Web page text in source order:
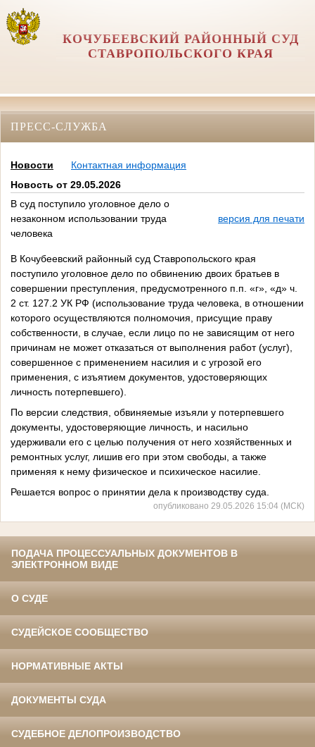
КОЧУБЕЕВСКИЙ РАЙОННЫЙ СУД
СТАВРОПОЛЬСКОГО КРАЯ
ПРЕСС-СЛУЖБА
Новости
Контактная информация
Новость от 29.05.2026
В суд поступило уголовное дело о
незаконном использовании труда
человека
версия для печати
В Кочубеевский районный суд Ставропольского края
поступило уголовное дело по обвинению двоих братьев в
совершении преступления, предусмотренного п.п. «г», «д» ч.
2 ст. 127.2 УК РФ (использование труда человека, в отношении
которого осуществляются полномочия, присущие праву
собственности, в случае, если лицо по не зависящим от него
причинам не может отказаться от выполнения работ (услуг),
совершенное с применением насилия и с угрозой его
применения, с изъятием документов, удостоверяющих
личность потерпевшего).
По версии следствия, обвиняемые изъяли у потерпевшего
документы, удостоверяющие личность, и насильно
удерживали его с целью получения от него хозяйственных и
ремонтных услуг, лишив его при этом свободы, а также
применяя к нему физическое и психическое насилие.
Решается вопрос о принятии дела к производству суда.
опубликовано 29.05.2026 15:04 (МСК)
ПОДАЧА ПРОЦЕССУАЛЬНЫХ ДОКУМЕНТОВ В
ЭЛЕКТРОННОМ ВИДЕ
О СУДЕ
СУДЕЙСКОЕ СООБЩЕСТВО
НОРМАТИВНЫЕ АКТЫ
ДОКУМЕНТЫ СУДА
СУДЕБНОЕ ДЕЛОПРОИЗВОДСТВО